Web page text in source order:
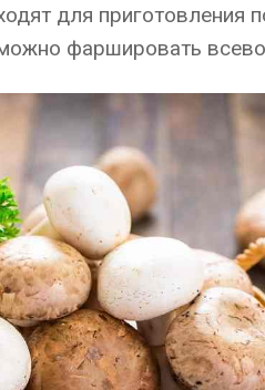
для приготовления
фаршировать